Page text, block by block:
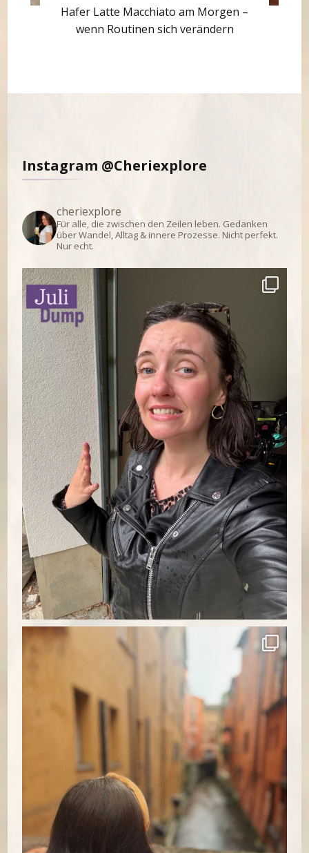
Hafer Latte Macchiato am Morgen –
wenn Routinen sich verändern
Instagram @Cheriexplore
cheriexplore
Für alle, die zwischen den Zeilen leben. Gedanken
über Wandel, Alltag & innere Prozesse. Nicht perfekt.
Nur echt.